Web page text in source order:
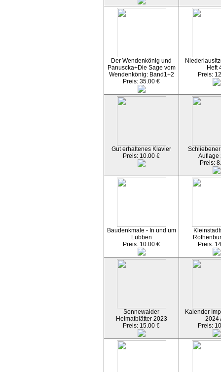
Der Wendenkönig und
Panuscka+Die Sage vom
Wendenkönig: Band1+2
Preis: 35.00 €
Heft
Preis:
Gut erhaltenes Klavier
Preis: 10.00 €
Auflage
Preis:
Baudenkmale - In und um
Lübben
Preis: 10.00 €
Preis:
Sonnewalder
Heimatblätter 2023
Preis: 15.00 €
Kalender
2024
Preis: